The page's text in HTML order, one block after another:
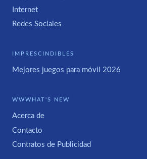
Internet
Redes Sociales
IMPRESCINDIBLES
Mejores juegos para móvil 2026
WWWHAT'S NEW
Acerca de
Contacto
Contratos de Publicidad